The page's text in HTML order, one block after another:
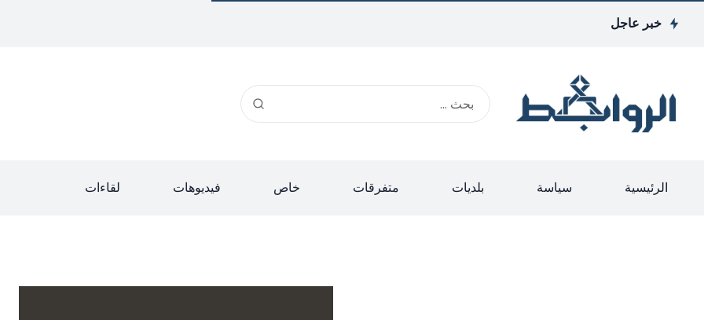
خبر عاجل
الرئيسية سياسة بلديات متفرقات خاص فيديوهات لقاءات